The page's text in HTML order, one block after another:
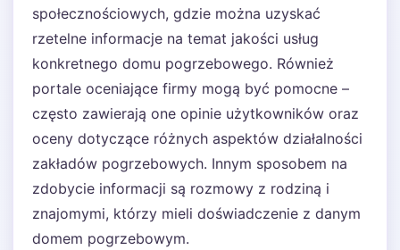
społecznościowych, gdzie można uzyskać
rzetelne informacje na temat jakości usług
konkretnego domu pogrzebowego. Również
portale oceniające firmy mogą być pomocne –
często zawierają one opinie użytkowników oraz
oceny dotyczące różnych aspektów działalności
zakładów pogrzebowych. Innym sposobem na
zdobycie informacji są rozmowy z rodziną i
znajomymi, którzy mieli doświadczenie z danym
domem pogrzebowym.